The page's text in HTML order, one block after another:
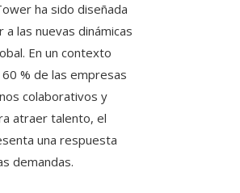
ha sido diseñada
las nuevas dinámicas
En un contexto
% de las empresas
colaborativos y
atraer talento, el
una respuesta
demandas.